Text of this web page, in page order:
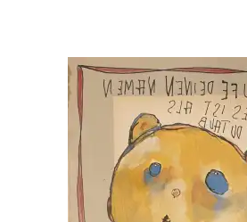
Atelier
Katalog